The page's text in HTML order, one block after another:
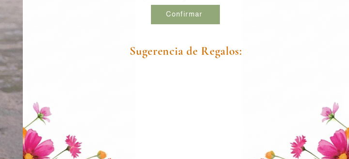
Confirmar
Sugerencia de Regalos: